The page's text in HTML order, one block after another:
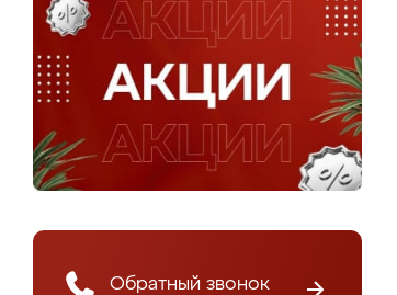
Обратный звонок